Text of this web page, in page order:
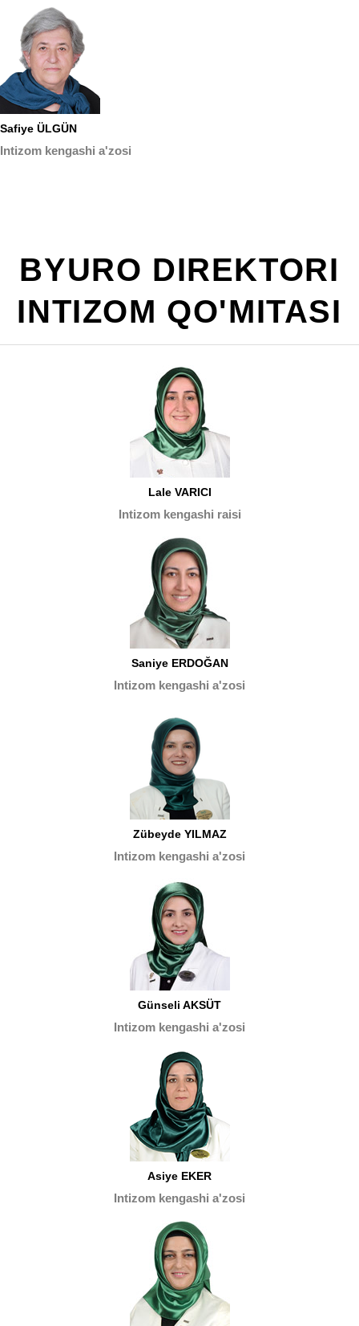
Safiye ÜLGÜN
Intizom kengashi a'zosi
BYURO DIREKTORI
INTIZOM QO'MITASI
Lale VARICI
Intizom kengashi raisi
Saniye ERDOĞAN
Intizom kengashi a'zosi
Zübeyde YILMAZ
Intizom kengashi a'zosi
Günseli AKSÜT
Intizom kengashi a'zosi
Asiye EKER
Intizom kengashi a'zosi